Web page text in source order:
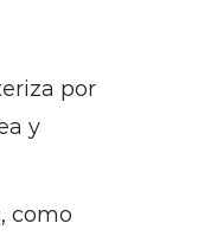
por
y
como